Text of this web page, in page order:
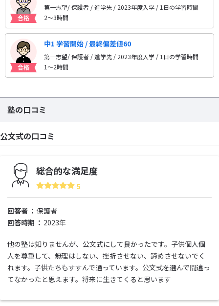
第一志望/ 保護者 / 進学先/ 2023年度入学 / 1日の学習時間
2〜3時間
中1 学習開始 / 最終偏差値60
第一志望/ 保護者 / 進学先/ 2023年度入学 / 1日の学習時間
1〜2時間
塾の口コミ
公文式の口コミ
総合的な満足度
5
回答者
保護者
回答時期
2023年
他の塾は知りませんが、公文式にして良かったです。子供個人個
人を尊重して、無理はしない、挫折させない、諦めさせないでく
れます。子供たちもすすんで通っています。公文式を選んで間違っ
てなかったと思えます。将来に生きてくると思います